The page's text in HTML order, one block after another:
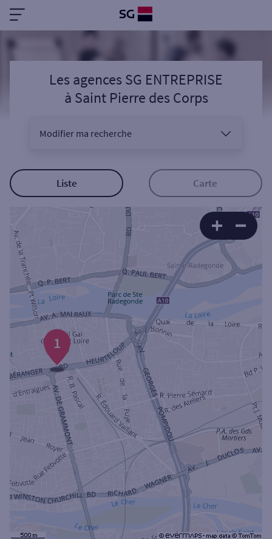
Les agences SG ENTREPRISE
à Saint Pierre des Corps
Modifier ma recherche
Sélectionnez votre recherche
Ouverte le samedi
Ouverte le lundi
Coffre-fort
Autour de moi
Ville / Code postal
Rue
Rechercher
Liste Carte
1